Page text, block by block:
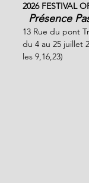
2026 FESTIVAL
Présence
13 Rue du pont
du 4 au 25 juillet
les 9,16,23)